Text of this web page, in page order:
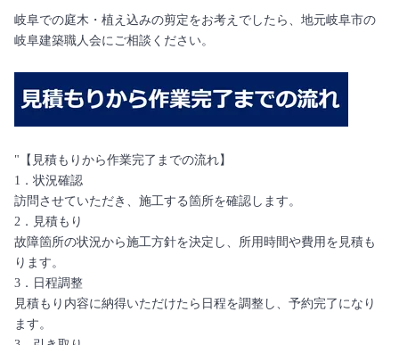
岐阜での庭木・植え込みの剪定をお考えでしたら、地元岐阜市の
岐阜建築職人会にご相談ください。
"【見積もりから作業完了までの流れ】
1．状況確認
訪問させていただき、施工する箇所を確認します。
2．見積もり
故障箇所の状況から施工方針を決定し、所用時間や費用を見積も
ります。
3．日程調整
見積もり内容に納得いただけたら日程を調整し、予約完了になり
ます。